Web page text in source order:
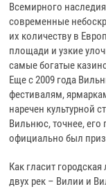
Всемирного
современные
их количеству в
площади и узкие
самые богатые
Еще с 2009 года
фестивалям,
наречен культурной
Вильнюс, точнее, его
официально был
Как гласит
двух рек – Вилии и